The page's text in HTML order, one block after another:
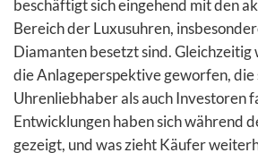
beschäftigt sich eingehend mit den
Bereich der Luxusuhren,
Diamanten besetzt sind. Gleichzeitig
die Anlageperspektive geworfen, die
Uhrenliebhaber als auch Investoren
Entwicklungen haben sich während
gezeigt, und was zieht Käufer